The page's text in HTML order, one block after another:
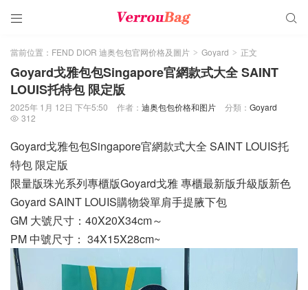
 
當前位置： FEND DIOR 迪奥包包官网价格及圖片 > Goyard > 正文
Goyard戈雅包包Singapore官網款式大全 SAINT
LOUIS托特包 限定版
2025年 1月 12日 下午5:50 作者： 迪奥包包价格和图片 分類： Goyard
 312
Goyard戈雅包包Singapore官網款式大全 SAINT LOUIS托
特包 限定版
限量版珠光系列專櫃版Goyard戈雅 專櫃最新版升級版新色
Goyard SAINT LOUIS購物袋單肩手提腋下包
GM 大號尺寸：40X20X34cm～
PM 中號尺寸： 34X15X28cm~